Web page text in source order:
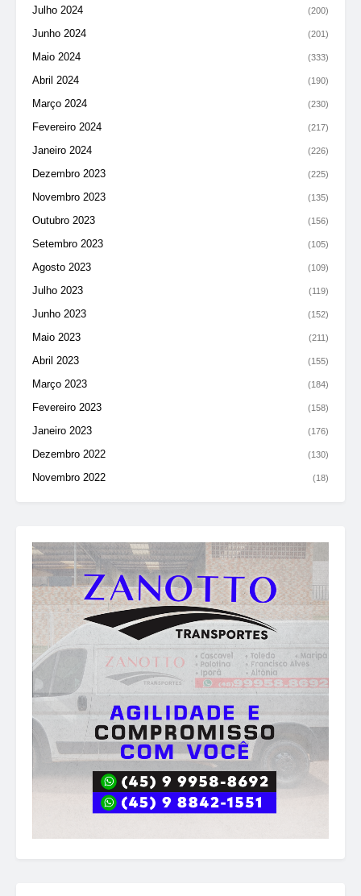
Julho 2024 (200)
Junho 2024 (201)
Maio 2024 (333)
Abril 2024 (190)
Março 2024 (230)
Fevereiro 2024 (217)
Janeiro 2024 (226)
Dezembro 2023 (225)
Novembro 2023 (135)
Outubro 2023 (156)
Setembro 2023 (105)
Agosto 2023 (109)
Julho 2023 (119)
Junho 2023 (152)
Maio 2023 (211)
Abril 2023 (155)
Março 2023 (184)
Fevereiro 2023 (158)
Janeiro 2023 (176)
Dezembro 2022 (130)
Novembro 2022 (18)